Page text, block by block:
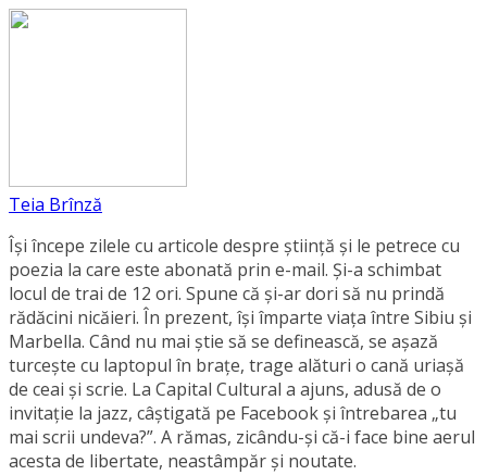
Teia Brînză
Își începe zilele cu articole despre știință și le petrece cu
poezia la care este abonată prin e-mail. Și-a schimbat
locul de trai de 12 ori. Spune că și-ar dori să nu prindă
rădăcini nicăieri. În prezent, își împarte viața între Sibiu și
Marbella. Când nu mai știe să se definească, se aşază
turcește cu laptopul în brațe, trage alături o cană uriașă
de ceai și scrie. La Capital Cultural a ajuns, adusă de o
invitație la jazz, câștigată pe Facebook și întrebarea „tu
mai scrii undeva?”. A rămas, zicându-și că-i face bine aerul
acesta de libertate, neastâmpăr și noutate.